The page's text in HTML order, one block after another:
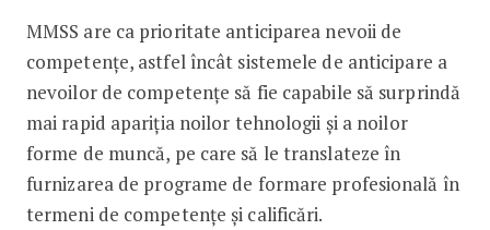
MMSS are ca prioritate anticiparea nevoii de
competențe, astfel încât sistemele de anticipare a
nevoilor de competențe să fie capabile să surprindă
mai rapid apariția noilor tehnologii și a noilor
forme de muncă, pe care să le translateze în
furnizarea de programe de formare profesională în
termeni de competențe și calificări.